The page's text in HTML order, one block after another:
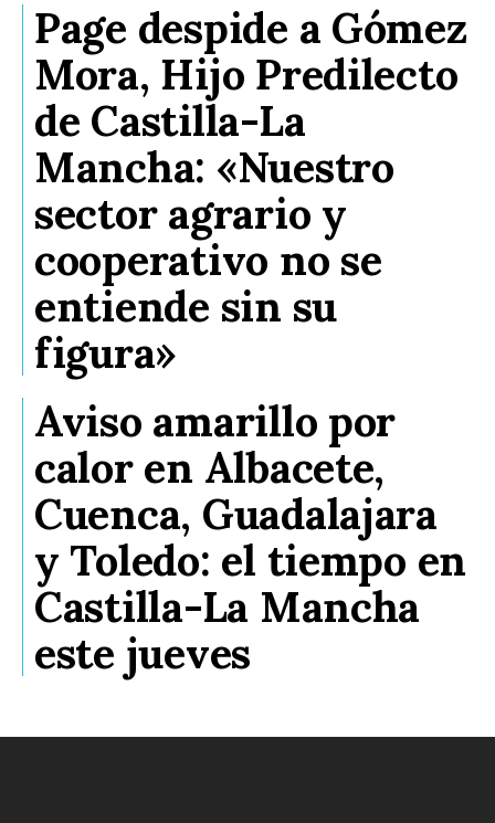
Page despide a Gómez
Mora, Hijo Predilecto
de Castilla-La
Mancha: «Nuestro
sector agrario y
cooperativo no se
entiende sin su
figura»
Aviso amarillo por
calor en Albacete,
Cuenca, Guadalajara
y Toledo: el tiempo en
Castilla-La Mancha
este jueves